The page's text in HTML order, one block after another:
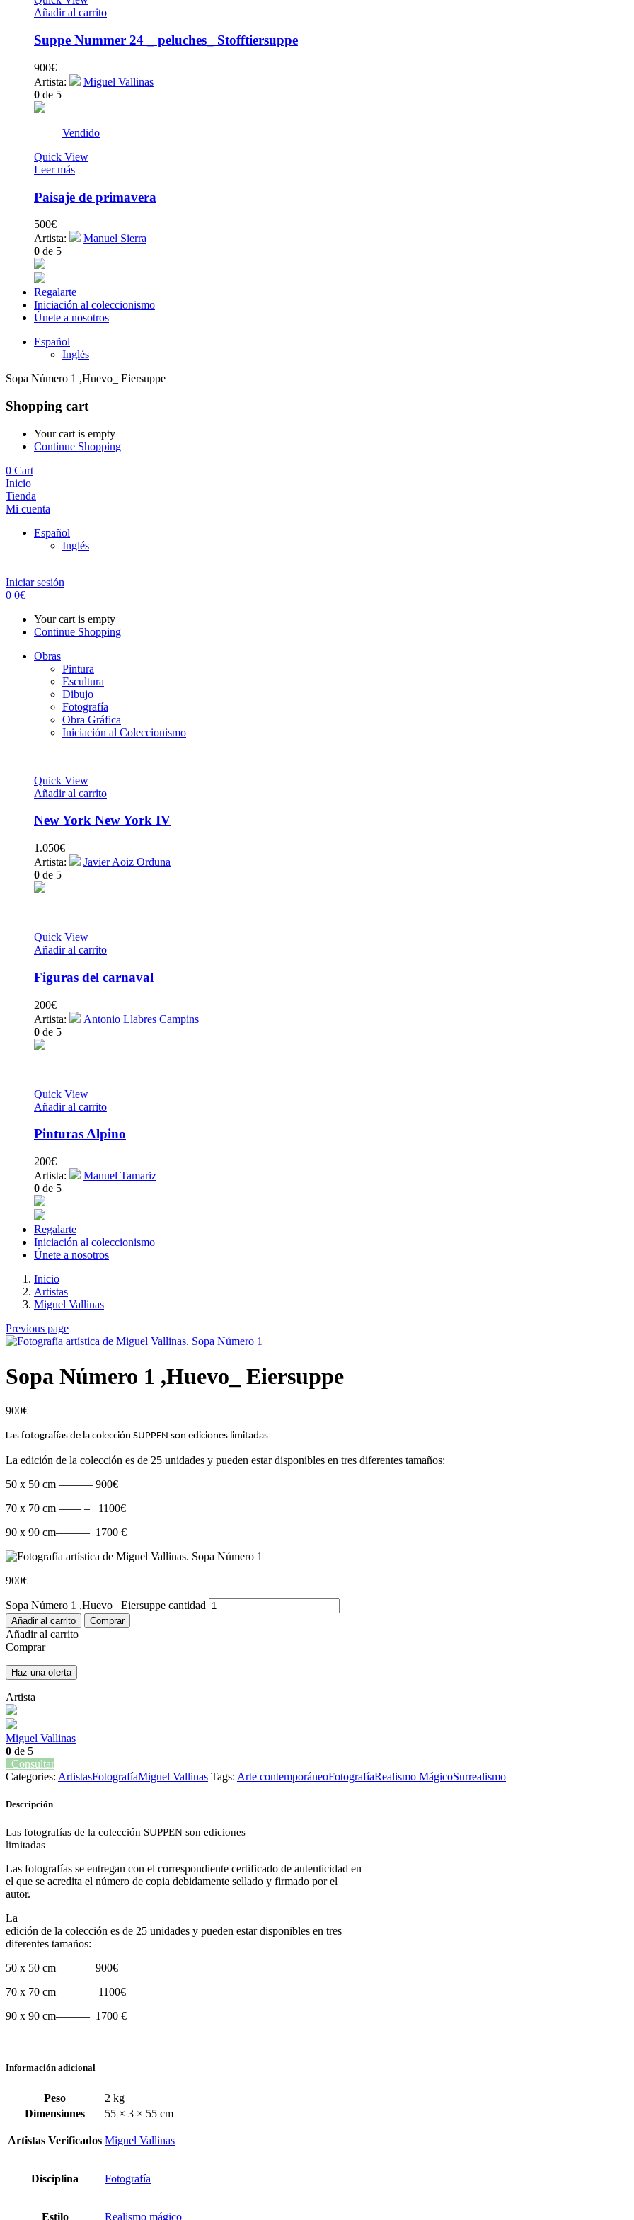
Añadir al carrito
Suppe Nummer 24 _ peluches_ Stofftiersuppe
900€
Artista:
Miguel Vallinas
0 de 5
Vendido
Quick View
Leer más
Paisaje de primavera
500€
Artista:
Manuel Sierra
0 de 5
Regalarte
Iniciación al coleccionismo
Únete a nosotros
Español
Inglés
Sopa Número 1 ,Huevo_ Eiersuppe
Shopping cart
Your cart is empty
Continue Shopping
0 Cart
Inicio
Tienda
Mi cuenta
Español
Inglés
Iniciar sesión
0 0€
Your cart is empty
Continue Shopping
Obras
Pintura
Escultura
Dibujo
Fotografía
Obra Gráfica
Iniciación al Coleccionismo
Quick View
Añadir al carrito
New York New York IV
1.050€
Artista:
Javier Aoiz Orduna
0 de 5
Quick View
Añadir al carrito
Figuras del carnaval
200€
Artista:
Antonio Llabres Campins
0 de 5
Quick View
Añadir al carrito
Pinturas Alpino
200€
Artista:
Manuel Tamariz
0 de 5
Regalarte
Iniciación al coleccionismo
Únete a nosotros
Inicio
Artistas
Miguel Vallinas
Previous page
Sopa Número 1 ,Huevo_ Eiersuppe
900€
Las fotografías de la colección SUPPEN son ediciones limitadas
La edición de la colección es de 25 unidades y pueden estar disponibles en tres diferentes tamaños:
50 x 50 cm ——— 900€
70 x 70 cm —— – 1100€
90 x 90 cm——— 1700 €
900€
Sopa Número 1 ,Huevo_ Eiersuppe cantidad
Añadir al carrito Comprar
Añadir al carrito
Comprar
Haz una oferta
Artista
Miguel Vallinas
0 de 5
Consultar
Categories: ArtistasFotografíaMiguel Vallinas Tags: Arte contemporáneoFotografíaRealismo MágicoSurrealismo
Descripción
Las fotografías de la colección SUPPEN son ediciones
limitadas
Las fotografías se entregan con el correspondiente certificado de autenticidad en
el que se acredita el número de copia debidamente sellado y firmado por el
autor.
La
edición de la colección es de 25 unidades y pueden estar disponibles en tres
diferentes tamaños:
50 x 50 cm ——— 900€
70 x 70 cm —— – 1100€
90 x 90 cm——— 1700 €
Información adicional
Peso
2 kg
Dimensiones
55 × 3 × 55 cm
Artistas Verificados Miguel Vallinas
Disciplina Fotografía
Estilo Realismo mágico